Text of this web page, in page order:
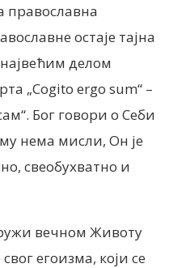
православна
остаје тајна
делом
„Cogito ergo sum“ –
Бог говори о Себи
нема мисли, Он је
свеобухватно и
вечном Животу
егоизма, који се